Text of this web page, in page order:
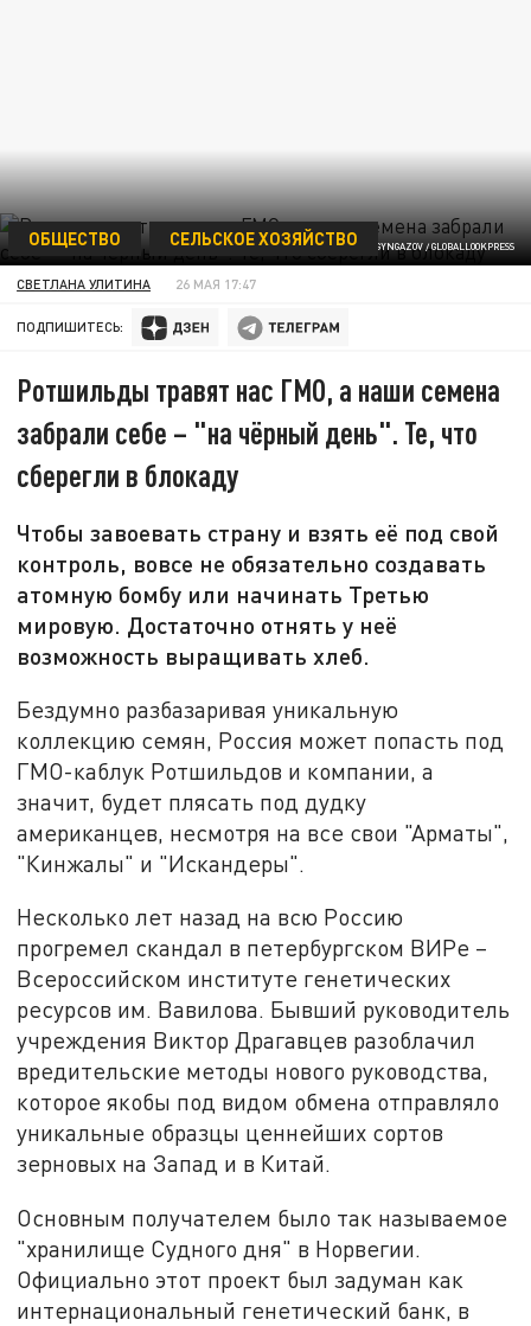
ФОТО: NIKOLAY GYNGAZOV / GLOBALLOOKPRESS
ОБЩЕСТВО СЕЛЬСКОЕ ХОЗЯЙСТВО
СВЕТЛАНА УЛИТИНА 26 МАЯ 17:47
ПОДПИШИТЕСЬ:
Ротшильды травят нас ГМО, а наши семена
забрали себе – "на чёрный день". Те, что
сберегли в блокаду
Чтобы завоевать страну и взять её под свой
контроль, вовсе не обязательно создавать
атомную бомбу или начинать Третью
мировую. Достаточно отнять у неё
возможность выращивать хлеб.
Бездумно разбазаривая уникальную
коллекцию семян, Россия может попасть под
ГМО-каблук Ротшильдов и компании, а
значит, будет плясать под дудку
американцев, несмотря на все свои "Арматы",
"Кинжалы" и "Искандеры".
Несколько лет назад на всю Россию
прогремел скандал в петербургском ВИРе –
Всероссийском институте генетических
ресурсов им. Вавилова. Бывший руководитель
учреждения Виктор Драгавцев разоблачил
вредительские методы нового руководства,
которое якобы под видом обмена отправляло
уникальные образцы ценнейших сортов
зерновых на Запад и в Китай.
Основным получателем было так называемое
"хранилище Судного дня" в Норвегии.
Официально этот проект был задуман как
интернациональный генетический банк, в